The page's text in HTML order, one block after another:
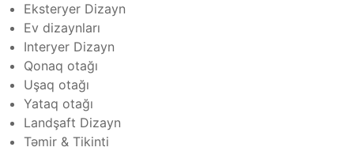
Eksteryer Dizayn
Ev dizaynları
Interyer Dizayn
Qonaq otağı
Uşaq otağı
Yataq otağı
Landşaft Dizayn
Təmir & Tikinti